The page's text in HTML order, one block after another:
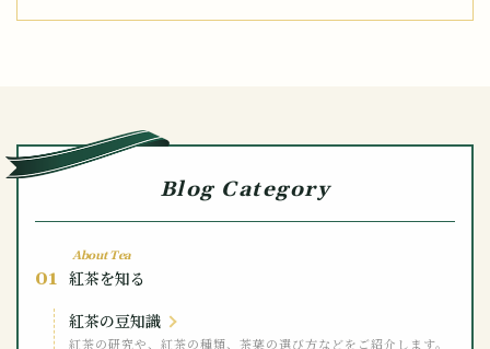
Blog Category
About Tea
01 紅茶を知る
紅茶の豆知識
紅茶の研究や、紅茶の種類、茶葉の選び方などをご紹介します。